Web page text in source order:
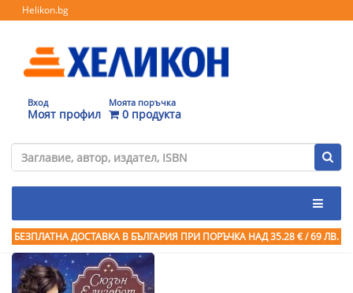
Helikon.bg
Вход
Моят профил
Моята поръчка
0 продукта
БЕЗПЛАТНА ДОСТАВКА В БЪЛГАРИЯ ПРИ ПОРЪЧКА НАД 35.28 € / 69 ЛВ.